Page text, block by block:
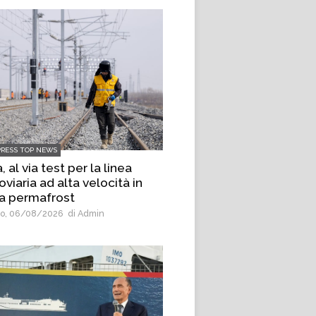
TOP NEWS
al via test per la linea
ad alta velocità in
permafrost
06/08/2026 di Admin